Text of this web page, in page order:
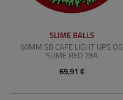
SLIME BALLS
60MM SB CAFE LIGHT UPS OG
SLIME RED 78A
69,91 €